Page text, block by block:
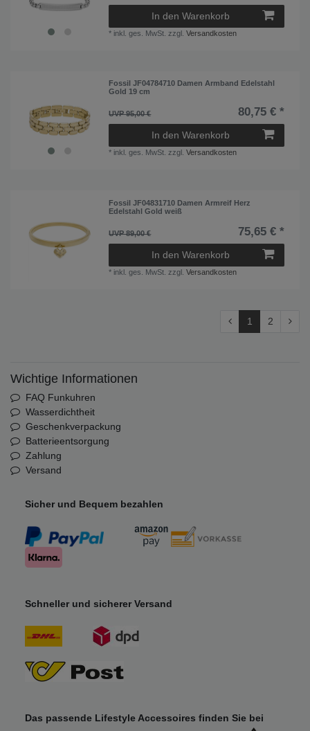
In den Warenkorb
* inkl. ges. MwSt. zzgl.Versandkosten
Fossil JF04784710 Damen Armband Edelstahl
Gold 19 cm
UVP 95,00 € 80,75 € *
In den Warenkorb
* inkl. ges. MwSt. zzgl.Versandkosten
Fossil JF04831710 Damen Armreif Herz
Edelstahl Gold weiß
UVP 89,00 € 75,65 € *
In den Warenkorb
* inkl. ges. MwSt. zzgl.Versandkosten
1 2
Wichtige Informationen
FAQ Funkuhren
Wasserdichtheit
Geschenkverpackung
Batterieentsorgung
Zahlung
Versand
Sicher und Bequem bezahlen
Schneller und sicherer Versand
Das passende Lifestyle Accessoires finden Sie bei